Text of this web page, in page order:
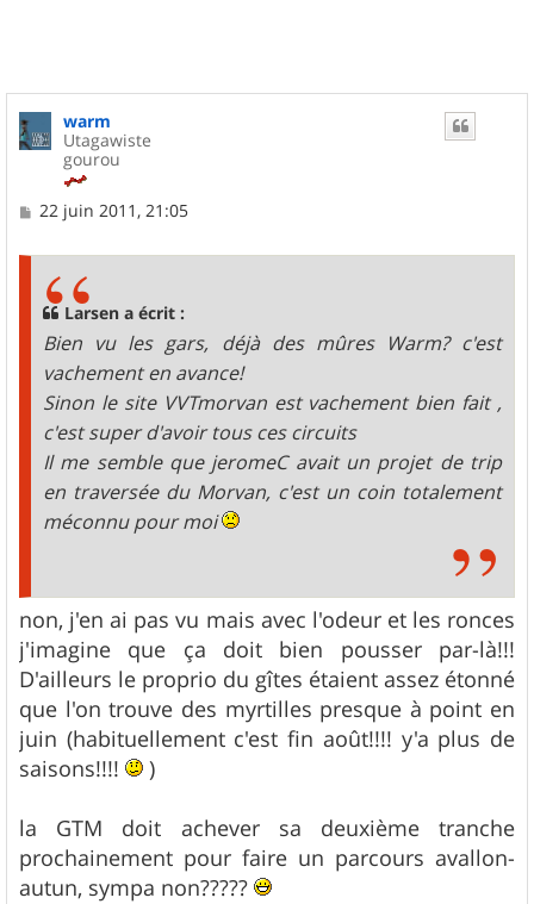
warm
Utagawiste
gourou
M
22 juin 2011, 21:05
Larsen a écrit :
Bien vu les gars, déjà des mûres Warm? c'est
vachement en avance!
Sinon le site VVTmorvan est vachement bien fait ,
c'est super d'avoir tous ces circuits
Il me semble que jeromeC avait un projet de trip
en traversée du Morvan, c'est un coin totalement
méconnu pour moi
non, j'en ai pas vu mais avec l'odeur et les ronces
j'imagine que ça doit bien pousser par-là!!!
D'ailleurs le proprio du gîtes étaient assez étonné
que l'on trouve des myrtilles presque à point en
juin (habituellement c'est fin août!!!! y'a plus de
saisons!!!!
)
la GTM doit achever sa deuxième tranche
prochainement pour faire un parcours avallon-
autun, sympa non?????